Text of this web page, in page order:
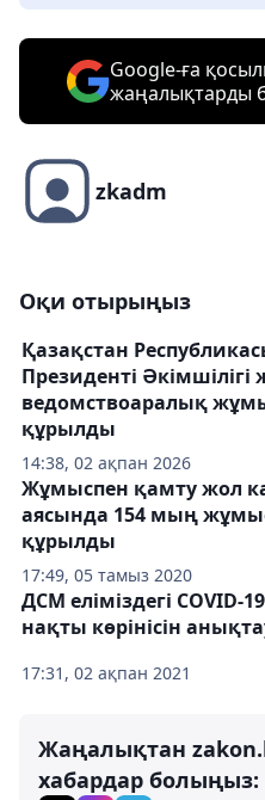
Google-ға
жаңалықтарды
zkadm
Оқи отырыңыз
14:38, 02 ақпан 2026
Қазақстан
Президенті
ведомствоаралық
құрылды
17:49, 05 тамыз 2020
Жұмыспен қамту жол
аясында 154 мың
құрылды
17:31, 02 ақпан 2021
ДСМ еліміздегі COVID-
нақты көрінісін
Жаңалықтан
хабардар болыңыз: